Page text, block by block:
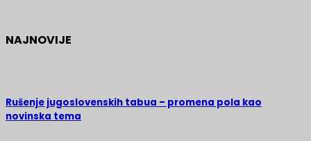
NAJNOVIJE
Rušenje jugoslovenskih tabua – promena pola kao
novinska tema